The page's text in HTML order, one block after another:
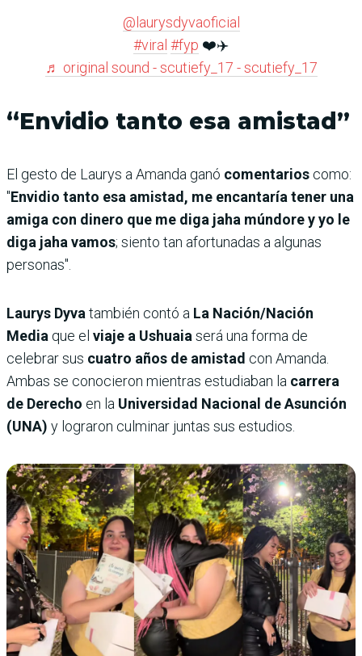
@laurysdyvaoficial
#viral #fyp ❤️✈️
♬ original sound - scutiefy_17 - scutiefy_17
“Envidio tanto esa amistad”
El gesto de Laurys a Amanda ganó comentarios como:
"Envidio tanto esa amistad, me encantaría tener una
amiga con dinero que me diga jaha múndore y yo le
diga jaha vamos; siento tan afortunadas a algunas
personas".
Laurys Dyva también contó a La Nación/Nación
Media que el viaje a Ushuaia será una forma de
celebrar sus cuatro años de amistad con Amanda.
Ambas se conocieron mientras estudiaban la carrera
de Derecho en la Universidad Nacional de Asunción
(UNA) y lograron culminar juntas sus estudios.